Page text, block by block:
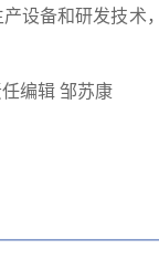
设备和研发技术
任编辑 邹苏康